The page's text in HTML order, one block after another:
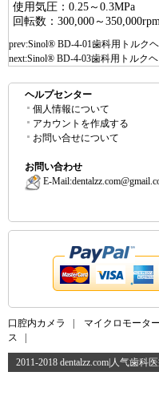
使用気圧：0.25～0.3MPa
回転数：300,000～
prev:Sinol® BD-4-01歯科用トルク
next:Sinol® BD-4-03歯科用トルク
ヘルプセンター
個人情報について
アカウントを作成する
お問い合せについて
お問い合わせ
E-Mail:
口腔内カメラ マイクロモータ
ス
2011-2018 dentalzz.com|人气歯科